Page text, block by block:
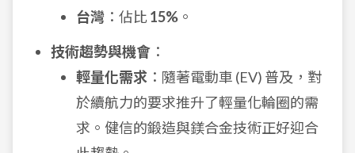
台灣 ：佔比15% 。
技術趨勢與機會 ：
輕量化需求 ：隨著電動車 (EV) 普及，對
於續航力的要求推升了輕量化輪圈的需
求。健信的鍛造與鎂合金技術正好迎合